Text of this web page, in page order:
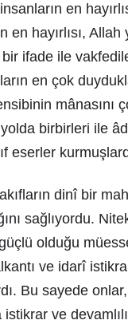
en
en hayırlısı,
ifade ile
en çok
mânasını
birbirleri ile
eserler
dinî bir
sağlıyordu.
olduğu
ve idarî
Bu sayede
ve